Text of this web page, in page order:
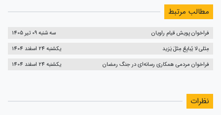
مطالب مرتبط
فراخوان پویش قیام راویان
سه شنبه 09 تیر 1405
مِثلی لا یُبایِعُ مِثلَ یَزید
یکشنبه 24 اسفند 1404
فراخوان مردمی همکاری رسانه‌ای در جنگ رمضان
یکشنبه 24 اسفند 1404
نظرات